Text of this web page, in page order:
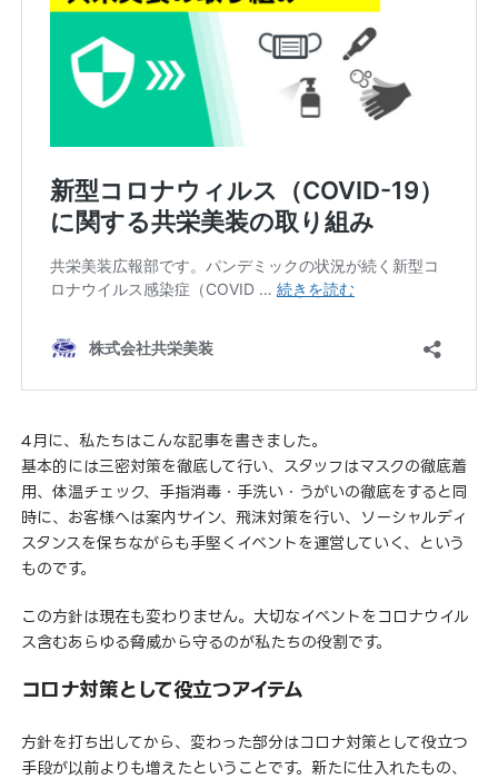
4月に、私たちはこんな記事を書きました。
基本的には三密対策を徹底して行い、スタッフはマスクの徹底着
用、体温チェック、手指消毒・手洗い・うがいの徹底をすると同
時に、お客様へは案内サイン、飛沫対策を行い、ソーシャルディ
スタンスを保ちながらも手堅くイベントを運営していく、という
ものです。
この方針は現在も変わりません。大切なイベントをコロナウイル
ス含むあらゆる脅威から守るのが私たちの役割です。
コロナ対策として役立つアイテム
方針を打ち出してから、変わった部分はコロナ対策として役立つ
手段が以前よりも増えたということです。新たに仕入れたもの、